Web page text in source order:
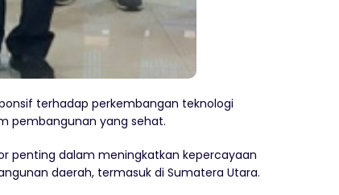
terhadap perkembangan teknologi
pembangunan yang sehat.
penting dalam meningkatkan kepercayaan
daerah, termasuk di Sumatera Utara.